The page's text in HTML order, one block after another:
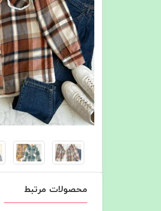
محصولات مرتبط